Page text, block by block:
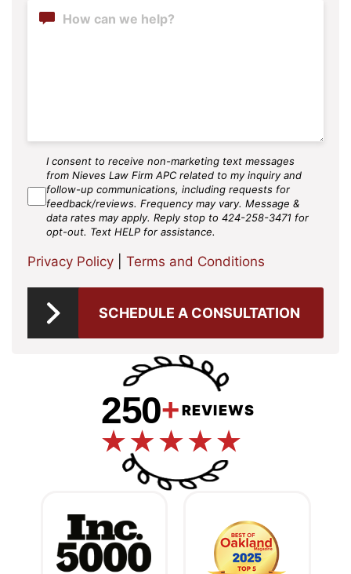
Content
SMS
Agree
I consent to receive non-marketing text messages
from Nieves Law Firm APC related to my inquiry and
follow-up communications, including requests for
feedback/reviews. Frequency may vary. Message &
data rates may apply. Reply stop to 424-258-3471 for
opt-out. Text HELP for assistance.
Privacy Policy Terms and Conditions
SCHEDULE A CONSULTATION
250+ REVIEWS